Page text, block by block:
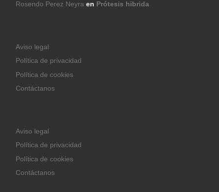
Rosendo Perez Neyraen Prótesis hibrida
Aviso legal
Política de privacidad
Política de cookies
Contáctanos
Aviso legal
Política de privacidad
Política de cookies
Contáctanos